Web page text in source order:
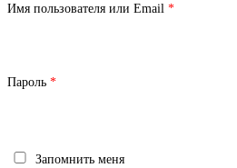
Имя пользователя или Email *Обязательно
Пароль *Обязательно
Запомнить меня